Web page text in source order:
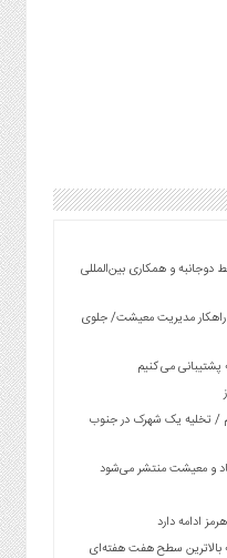
دوجانبه و همکاری بین‌المللی
راهکار مدیریت معیشت/ جلوی
پشتیبانی می کنیم
رم / تخلیه یک شهرک در جنوب
و معیشت منتشر می‌شود
ادامه دارد
بالاترین سطح هفت هفته‌ای